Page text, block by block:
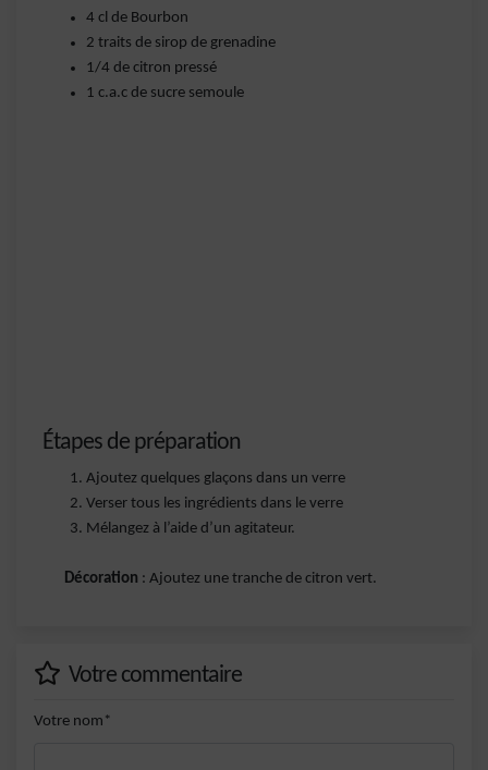
4 cl de Bourbon
2 traits de sirop de grenadine
1/4 de citron pressé
1 c.a.c de sucre semoule
Étapes de préparation
Ajoutez quelques glaçons dans un verre
Verser tous les ingrédients dans le verre
Mélangez à l’aide d’un agitateur.
Décoration : Ajoutez une tranche de citron vert.
Votre commentaire
Votre nom*